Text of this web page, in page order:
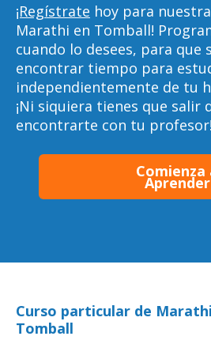
¡Regístrate hoy para
Marathi en Tomball!
cuando lo desees, para que
encontrar tiempo para
independientemente de tu
¡Ni siquiera tienes que salir
encontrarte con tu profesor!
Comienza
Aprender
Curso particular de
Tomball